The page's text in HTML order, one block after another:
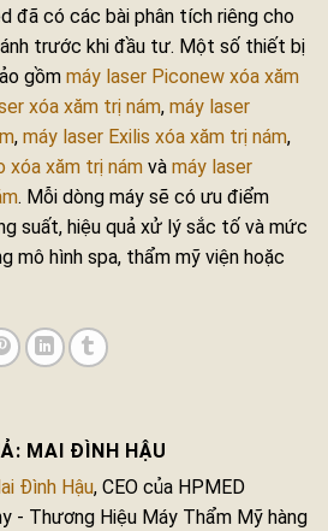
đã có các bài phân tích riêng cho
trước khi đầu tư. Một số thiết bị
gồm máy laser Piconew xóa xăm
xóa xăm trị nám, máy laser
, máy laser Exilis xóa xăm trị nám,
xóa xăm trị nám và máy laser
. Mỗi dòng máy sẽ có ưu điểm
suất, hiệu quả xử lý sắc tố và mức
mô hình spa, thẩm mỹ viện hoặc
MAI ĐÌNH HẬU
Đình Hậu, CEO của HPMED
- Thương Hiệu Máy Thẩm Mỹ hàng